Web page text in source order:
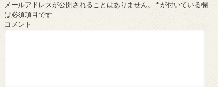
メールアドレスが公開されることはありません。 *が付いている欄
は必須項目です
コメント